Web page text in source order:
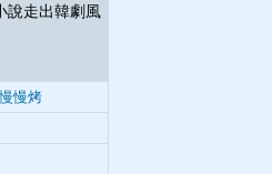
說走出韓劇風
慢烤